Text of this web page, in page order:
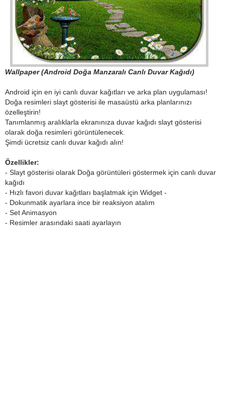
Wallpaper (Android Doğa Manzaralı Canlı Duvar Kağıdı)
Android için en iyi canlı duvar kağıtları ve arka plan uygulaması!
Doğa resimleri slayt gösterisi ile masaüstü arka planlarınızı
özelleştirin!
Tanımlanmış aralıklarla ekranınıza duvar kağıdı slayt gösterisi
olarak doğa resimleri görüntülenecek.
Şimdi ücretsiz canlı duvar kağıdı alın!
Özellikler:
- Slayt gösterisi olarak Doğa görüntüleri göstermek için canlı duvar
kağıdı
- Hızlı favori duvar kağıtları başlatmak için Widget -
- Dokunmatik ayarlara ince bir reaksiyon atalım
- Set Animasyon
- Resimler arasındaki saati ayarlayın